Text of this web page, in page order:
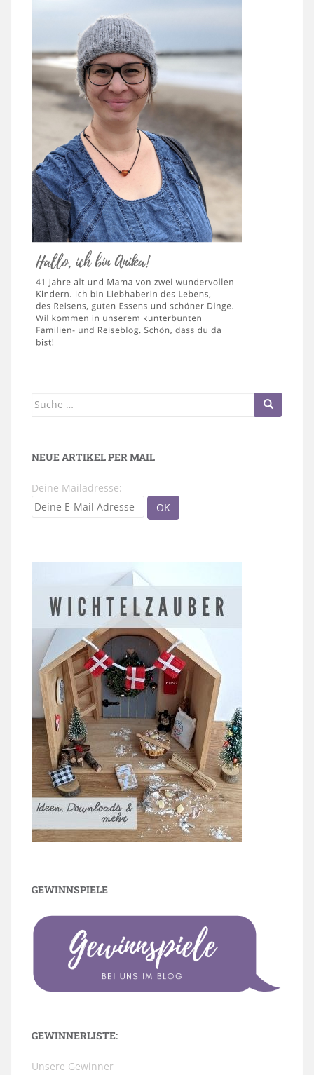
Suche
NEUE ARTIKEL PER MAIL
Deine Mailadresse:
GEWINNSPIELE
GEWINNERLISTE:
Unsere Gewinner